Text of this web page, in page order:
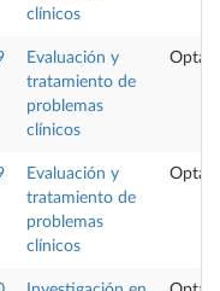
clínicos
Evaluación y
tratamiento de
problemas
clínicos
Evaluación y
tratamiento de
problemas
clínicos